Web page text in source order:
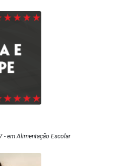
em Alimentação Escolar